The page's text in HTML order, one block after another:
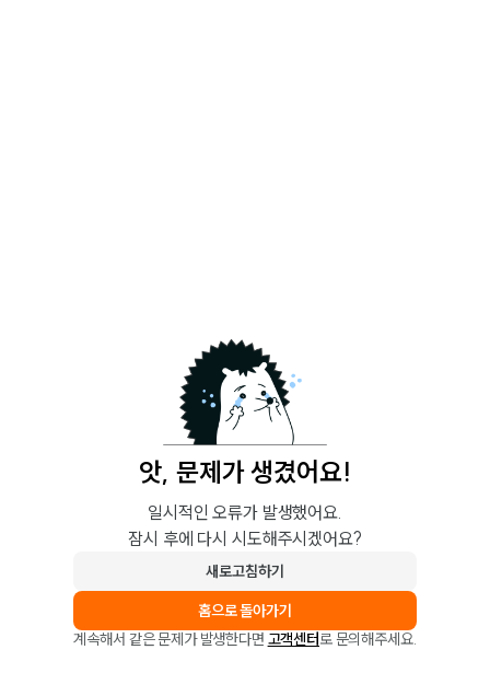
앗, 문제가 생겼어요!
일시적인 오류가 발생했어요.
잠시 후에 다시 시도해주시겠어요?
새로고침하기
홈으로 돌아가기
계속해서 같은 문제가 발생한다면 고객센터로 문의해주세요.